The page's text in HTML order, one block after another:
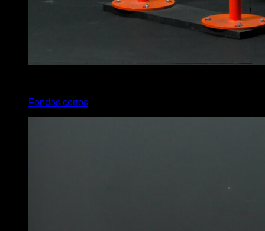
Fondos cortos